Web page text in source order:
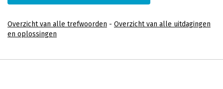
Overzicht van alle trefwoorden - Overzicht van alle uitdagingen
en oplossingen